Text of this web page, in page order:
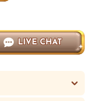
LIVE CHAT